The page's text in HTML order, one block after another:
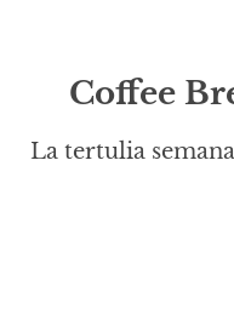
Coffee
La tertulia